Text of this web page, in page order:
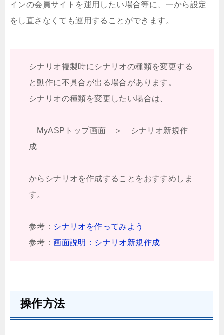
インの会員サイトを運用したい場合等に、一から設定
をし直さなくても運用することができます。
シナリオ複製時にシナリオの種類を変更する
と動作に不具合が出る場合があります。
シナリオの種類を変更したい場合は、
MyASPトップ画面 ＞ シナリオ新規作
成
からシナリオを作成することをおすすめしま
す。
参考： シナリオを作ってみよう
参考：画面説明：シナリオ新規作成
操作方法